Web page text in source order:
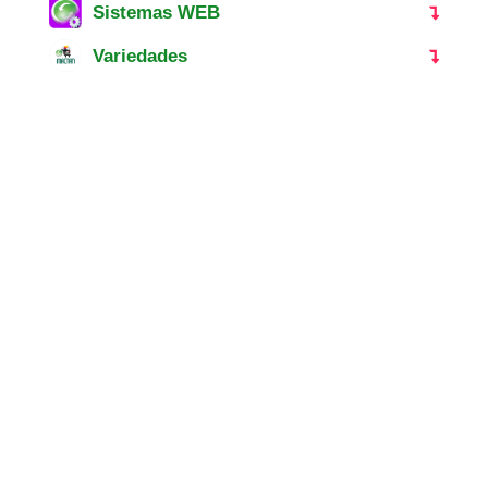
Sistemas WEB
Variedades